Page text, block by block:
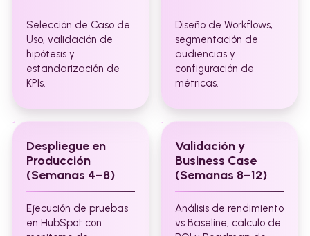
Selección de Caso de
Uso, validación de
hipótesis y
estandarización de
KPIs.
Diseño de Workflows,
segmentación de
audiencias y
configuración de
métricas.
Despliegue en
Producción
(Semanas 4–8)
Ejecución de pruebas
en HubSpot con
Validación y
Business Case
(Semanas 8–12)
Análisis de rendimiento
vs Baseline, cálculo de